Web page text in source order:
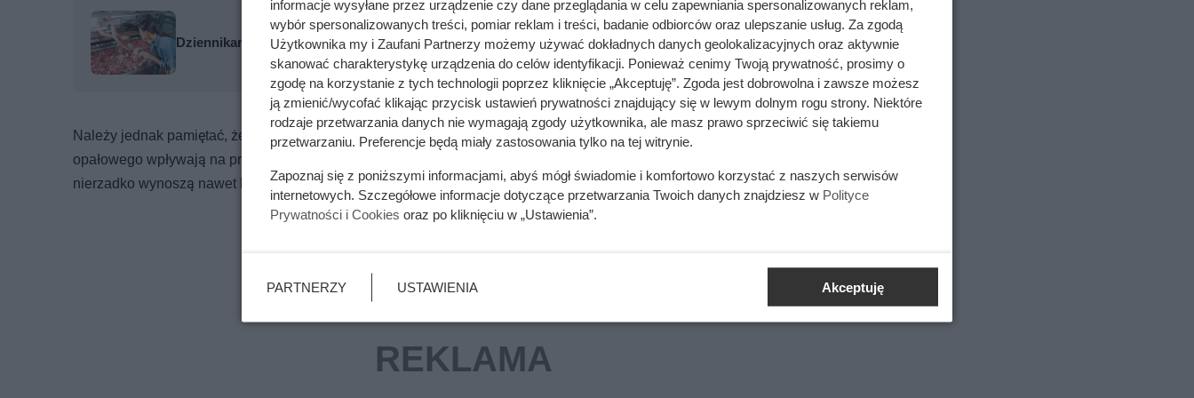
Dziennikarze ujawnili pochodzenie mięsa z Dino. Klienci zaskoczeni
Należy jednak pamiętać, że są to stawki orientacyjne, a każde nadleśnictwo operuje innymi cenami. Na cenę drewna
opałowego wpływają na przykład koszty jego pozyskania, lokalny popyt oraz organizacja sprzedaży. Różnice w cenie
nierzadko wynoszą nawet kilkadziesiąt złotych za 1 m³ dla tego samego gatunku.
informacje wysyłane przez urządzenie czy dane przeglądania w celu zapewniania spersonalizowanych reklam,
wybór spersonalizowanych treści, pomiar reklam i treści, badanie odbiorców oraz ulepszanie usług. Za zgodą
Użytkownika my i Zaufani Partnerzy możemy używać dokładnych danych geolokalizacyjnych oraz aktywnie
skanować charakterystykę urządzenia do celów identyfikacji. Ponieważ cenimy Twoją prywatność, prosimy o
zgodę na korzystanie z tych technologii poprzez kliknięcie „Akceptuję”. Zgoda jest dobrowolna i zawsze możesz
ją zmienić/wycofać klikając przycisk ustawień prywatności znajdujący się w lewym dolnym rogu strony. Niektóre
rodzaje przetwarzania danych nie wymagają zgody użytkownika, ale masz prawo sprzeciwić się takiemu
przetwarzaniu. Preferencje będą miały zastosowania tylko na tej witrynie.
Zapoznaj się z poniższymi informacjami, abyś mógł świadomie i komfortowo korzystać z naszych serwisów
internetowych. Szczegółowe informacje dotyczące przetwarzania Twoich danych znajdziesz w Polityce
Prywatności i Cookies oraz po kliknięciu w „Ustawienia”.
PARTNERZY USTAWIENIA Akceptuję